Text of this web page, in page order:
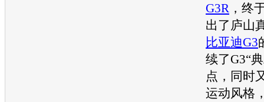
G3R ，终
出了庐山
比亚迪G3
续了G3“
点，同时
运动风格